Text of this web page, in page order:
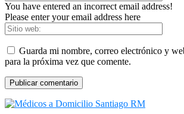
You have entered an incorrect email address!
Please enter your email address here
Guarda mi nombre, correo electrónico y
para la próxima vez que comente.